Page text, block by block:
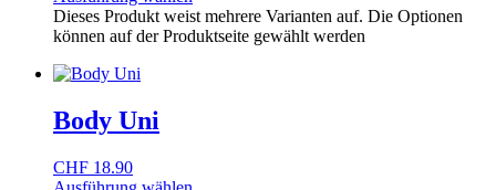
Dieses Produkt weist mehrere Varianten auf. Die Optionen
können auf der Produktseite gewählt werden
Body Uni
CHF 18.90